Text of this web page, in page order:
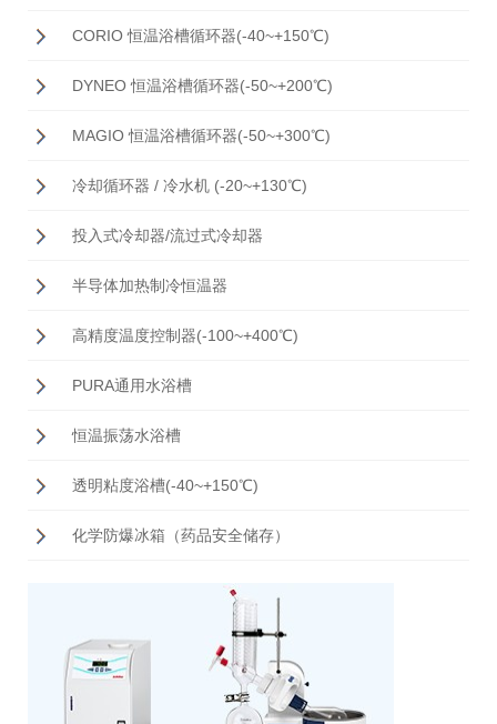
CORIO 恒温浴槽循环器(-40~+150℃)
DYNEO 恒温浴槽循环器(-50~+200℃)
MAGIO 恒温浴槽循环器(-50~+300℃)
冷却循环器 / 冷水机 (-20~+130℃)
投入式冷却器/流过式冷却器
半导体加热制冷恒温器
高精度温度控制器(-100~+400℃)
PURA通用水浴槽
恒温振荡水浴槽
透明粘度浴槽(-40~+150℃)
化学防爆冰箱（药品安全储存）